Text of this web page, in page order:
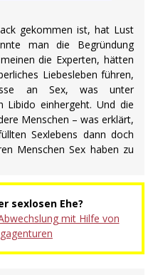
gekommen ist, hat Lust
man die Begründung
die Experten, hätten
Liebesleben führen,
an Sex, was unter
Libido einhergeht. Und die
Menschen – was erklärt,
Sexlebens dann doch
Menschen Sex haben zu
sexlosen Ehe?
mit Hilfe von